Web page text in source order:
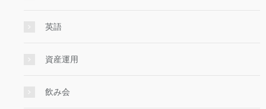
英語
資産運用
飲み会